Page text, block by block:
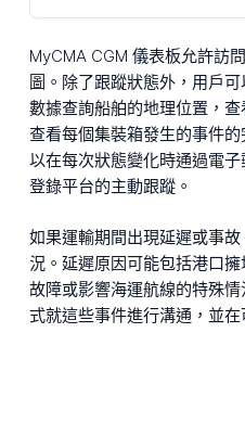
MyCMA CGM 儀表板允許訪
圖。除了跟蹤狀態外，用戶可
數據查詢船舶的地理位置，
查看每個集裝箱發生的事件
以在每次狀態變化時通過電
登錄平台的主動跟蹤。
如果運輸期間出現延遲或事
況。延遲原因可能包括港口
故障或影響海運航線的特殊
式就這些事件進行溝通，並